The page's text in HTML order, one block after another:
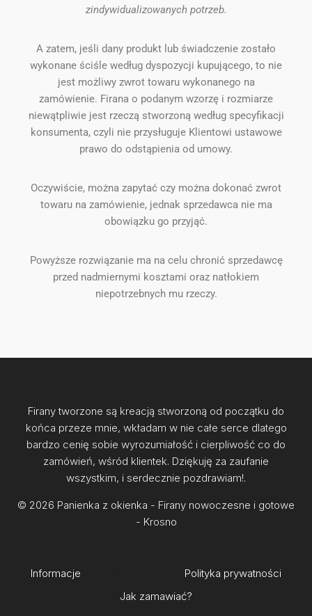
zindywidualizowanych potrzeb.
A zatem, jeśli dany produkt lub świadczenie zostało
wykonane ściśle według dyspozycji kupującego, to nie
jest możliwy zwrot towaru wykonanego na
zamówienie. Firana o podanym wzorzę i rozmiarze
niewątpliwie jest rzeczą stworzoną według specyfikacji
konsumenta, czyli nie przysługuje Klientowi ustawowe
prawo do odstąpienia od umowy.
Oczywiście, można zapytać czy można dokonać zwrot
towaru na zamówienie, jednak sprzedawca nie ma
obowiązku go przyjąć.
Powyższe rozwiązanie ma na celu chronić sprzedawcę
przed nadmiernymi kosztami oraz natłokiem
niepotrzebnych mu rzeczy.
Firany tworzone są kreacją stworzoną od początku do
końca przeze mnie, wkładam w nie całe serce dlatego
bardzo cenię sobie wyrozumiałość i cierpliwość co do
zamówień, wśród klientek. Dziękuję za zaufanie
wszystkim, i serdecznie pozdrawiam!.
© 2026 Panienka z okienka - Firany nowoczesne i gotowe
- Krosno
Informacje
Polityka prywatności
Jak zamawiać?